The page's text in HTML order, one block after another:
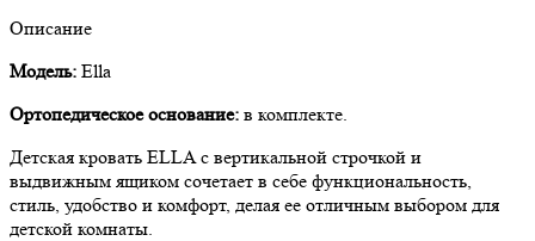
Описание
Модель: Ella
Ортопедическое основание: в комплекте.
Детская кровать ELLA с вертикальной строчкой и
выдвижным ящиком сочетает в себе функциональность,
стиль, удобство и комфорт, делая ее отличным выбором для
детской комнаты.